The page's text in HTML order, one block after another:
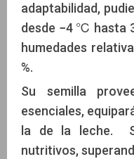
adaptabilidad,
desde −4 ℃ hasta
humedades
%.
Su semilla
esenciales,
la de la leche.
nutritivos,